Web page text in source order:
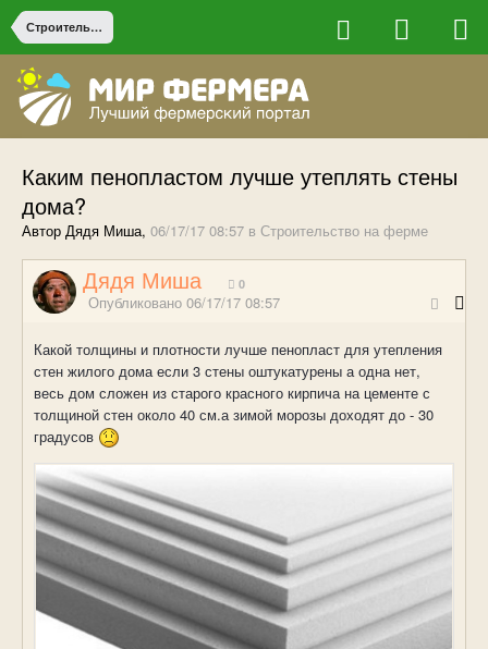
Строительство на ферме
Каким пенопластом лучше утеплять стены
дома?
Автор Дядя Миша, 06/17/17 08:57 в Строительство на ферме
Дядя Миша 0
Опубликовано 06/17/17 08:57
Какой толщины и плотности лучше пенопласт для утепления
стен жилого дома если 3 стены оштукатурены а одна нет,
весь дом сложен из старого красного кирпича на цементе с
толщиной стен около 40 см.а зимой морозы доходят до - 30
градусов